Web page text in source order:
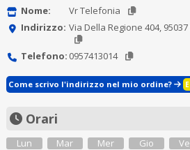
Nome:
Vr Telefonia
Indirizzo: Via Della Regione 404,
Telefono: 0957413014
Come scrivo l'indirizzo nel mio ordine?
Orari
Lun
Mar
Mer
Gio